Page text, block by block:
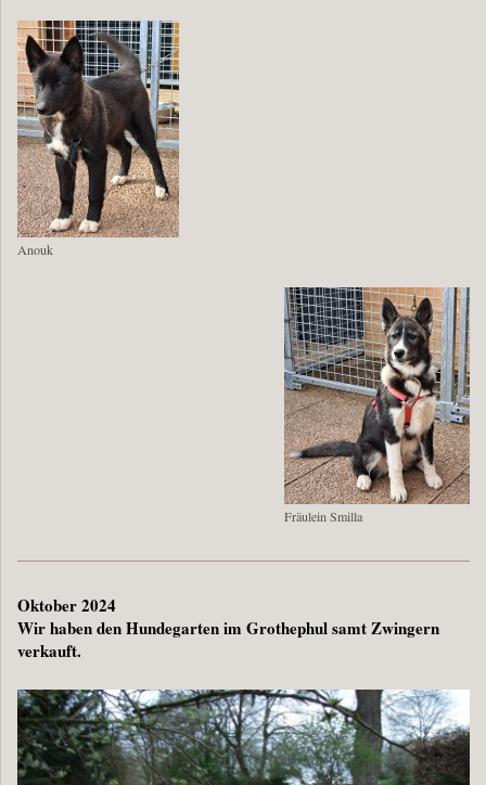
Anouk
Fräulein Smilla
Oktober 2024
Wir haben den Hundegarten im Grothephul samt Zwingern
verkauft.